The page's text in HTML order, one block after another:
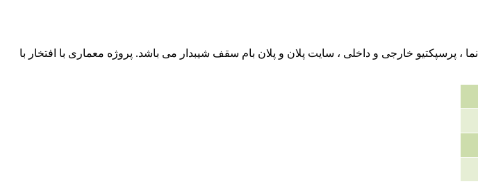
این پروژه ی ترمینال دارای 2طبقه پلان است که شامل پلان های مبله و ستون گذاری شده ، 2برش ، 4نما ، پرسپکتیو خارجی و داخلی ، سایت پلان و پلان بام سقف شیبدار می باشد. پروژه معماری با افتخار با